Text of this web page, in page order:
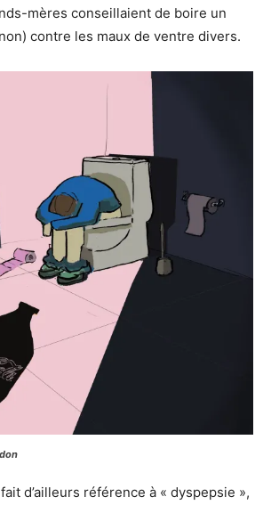
mères conseillaient de boire un
contre les maux de ventre divers.
d’ailleurs référence à « dyspepsie »,